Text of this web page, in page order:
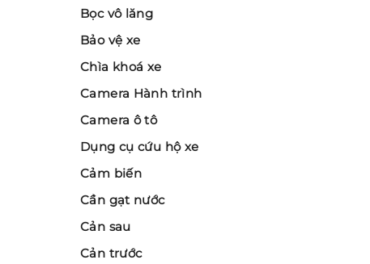
Bọc vô lăng
Bảo vệ xe
Chìa khoá xe
Camera Hành trình
Camera ô tô
Dụng cụ cứu hộ xe
Cảm biến
Cần gạt nước
Cản sau
Cản trước